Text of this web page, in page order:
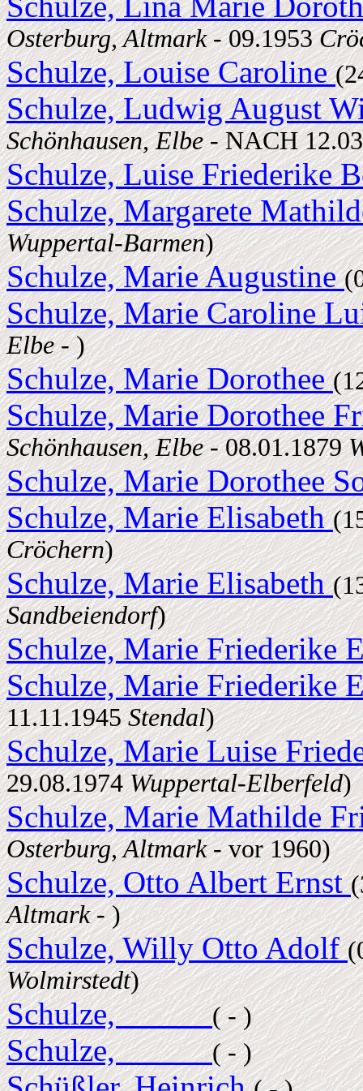
Osterburg, Altmark- 09.1953
Schulze, Louise Caroline
Schulze, Ludwig August
Schönhausen, Elbe- NACH
Schulze, Luise Friederike
Schulze, Margarete
Wuppertal-Barmen)
Schulze, Marie Augustine
Schulze, Marie Caroline
Elbe- )
Schulze, Marie Dorothee
Schulze, Marie Dorothee
Schönhausen, Elbe- 08.01.1879
Schulze, Marie Dorothee
Schulze, Marie Elisabeth
Cröchern)
Schulze, Marie Elisabeth
Sandbeiendorf)
Schulze, Marie Friederike
Schulze, Marie Friederike
11.11.1945Stendal)
Schulze, Marie Luise
29.08.1974Wuppertal-Elberfeld)
Schulze, Marie Mathilde
Osterburg, Altmark- vor 1960)
Schulze, Otto Albert Ernst
Altmark- )
Schulze, Willy Otto Adolf
Wolmirstedt)
Schulze, _____( - )
Schulze, _____( - )